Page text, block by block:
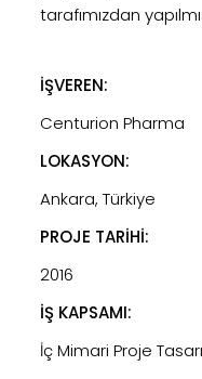
tarafımızdan
İŞVEREN:
Centurion Pharma
LOKASYON:
Ankara, Türkiye
PROJE TARİHİ:
2016
İŞ KAPSAMI:
İç Mimari Proje